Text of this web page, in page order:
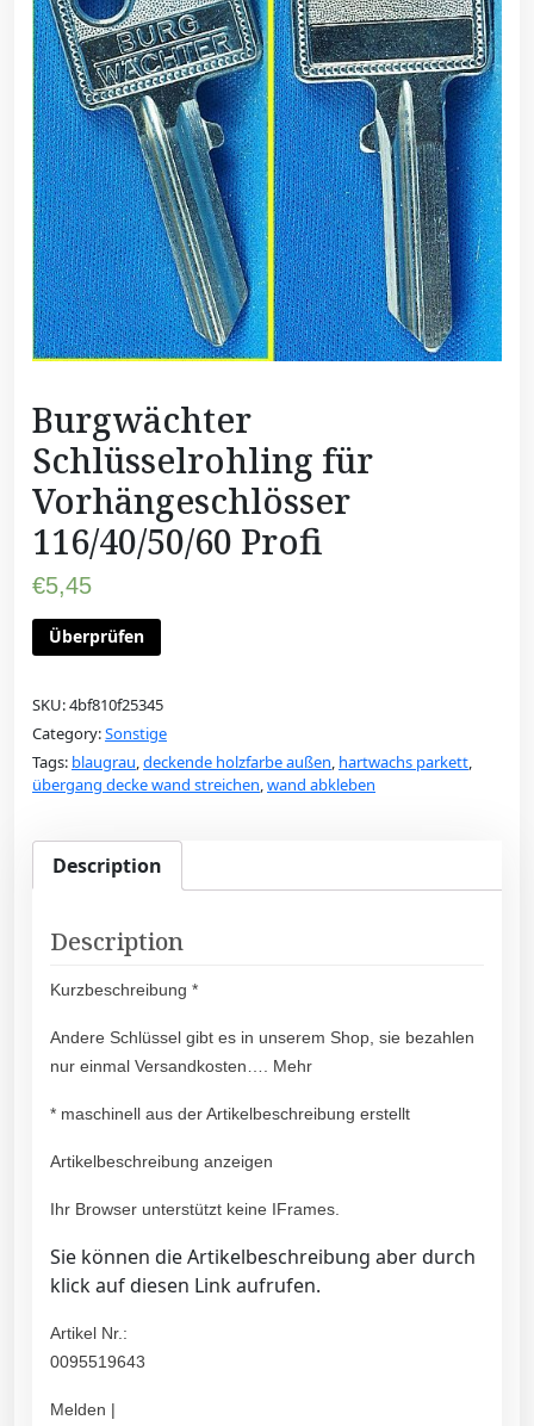
Burgwächter
Schlüsselrohling für
Vorhängeschlösser
116/40/50/60 Profi
€5,45
Überprüfen
SKU:4bf810f25345
Category:Sonstige
Tags: blaugrau,deckende holzfarbe außen, hartwachs parkett,
übergang decke wand streichen,wand abkleben
Description
Description
Kurzbeschreibung *
Andere Schlüssel gibt es in unserem Shop, sie bezahlen
nur einmal Versandkosten…. Mehr
* maschinell aus der Artikelbeschreibung erstellt
Artikelbeschreibung anzeigen
Ihr Browser unterstützt keine IFrames.
Sie können die Artikelbeschreibung aber durch
klick auf diesen Link aufrufen.
Artikel Nr.:
0095519643
Melden |